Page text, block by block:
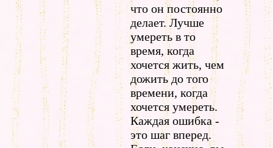
что он постоянно
делает. Лучше
умереть в то
время, когда
хочется жить, чем
дожить до того
времени, когда
хочется умереть.
Каждая ошибка -
это шаг вперед.